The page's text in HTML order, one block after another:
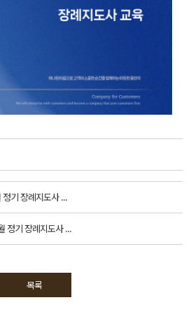
정기 장례지도사 ...
정기 장례지도사 ...
목록